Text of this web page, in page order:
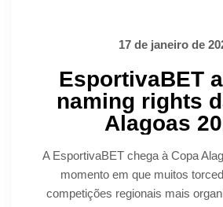
17 de janeiro de
EsportivaBET
naming rights
Alagoas
A EsportivaBET chega à Copa
momento em que muitos
competições regionais mais